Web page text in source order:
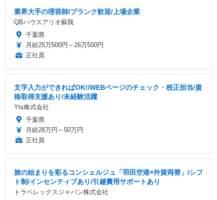
業界大手の理容師/ブランク歓迎/上場企業
QBハウスアリオ蘇我
千葉県
月給25万500円～26万500円
正社員
文字入力ができればOK!/WEBページのチェック・校正担当/資
格取得支援あり/未経験活躍
Yts株式会社
千葉県
月給28万円～50万円
正社員
旅の始まりを彩るコンシェルジュ「羽田空港×外貨両替」/シフ
ト制/インセンティブあり/引越費用サポートあり
トラベレックスジャパン株式会社